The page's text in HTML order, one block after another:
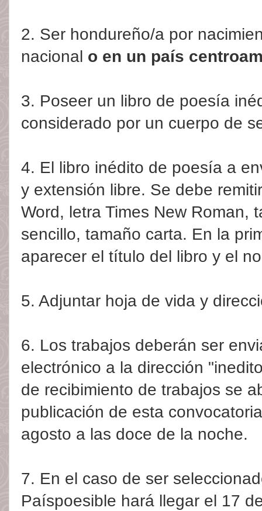
2. Ser hondureño/a por
nacional o en un país
3. Poseer un libro de poesía
considerado por un cuerpo de
4. El libro inédito de poesía a
y extensión libre. Se debe
Word, letra Times New Roman,
sencillo, tamaño carta. En la
aparecer el título del libro y el
5. Adjuntar hoja de vida y
6. Los trabajos deberán ser
electrónico a la dirección
de recibimiento de trabajos se
publicación de esta
agosto a las doce de la noche.
7. En el caso de ser
Paíspoesible hará llegar el 17